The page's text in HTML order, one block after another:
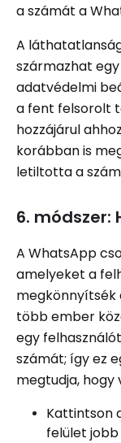
a számát a
A
származhat
adatvédelmi
a fent felsorolt
hozzájárul
korábban is
letiltotta a
6. módszer:
A WhatsApp
amelyeket a
megkönnyítsék
több ember
egy
számát; így ez
megtudja,
Kattintson
felület